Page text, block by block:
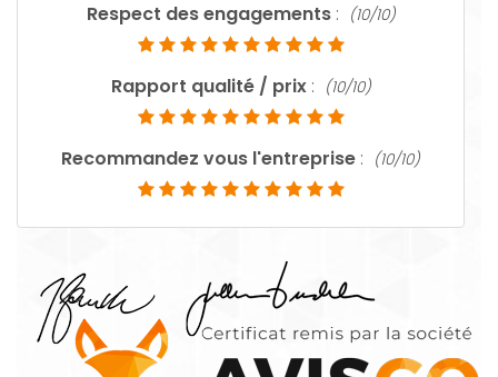
Respect des engagements: (10/10)
Rapport qualité / prix: (10/10)
Recommandez vous l'entreprise : (10/10)